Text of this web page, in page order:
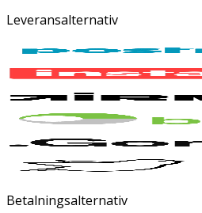
Leveransalternativ
Betalningsalternativ